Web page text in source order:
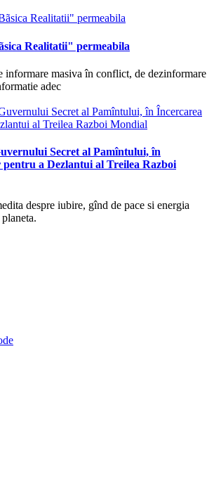
Realitatii" permeabila
informare masiva în conflict, de dezinformare
adec
Secret al Pamîntului, în
a Dezlantui al Treilea Razboi
despre iubire, gînd de pace si energia